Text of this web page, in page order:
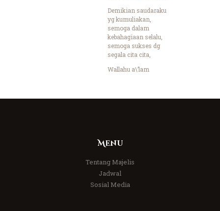
Demikian saudaraku
yg kumuliakan,
semoga dalam
kebahagiaan selalu,
semoga sukses dg
segala cita cita,
Wallahu a\’lam
Menu
Tentang Majelis
Jadwal
Sosial Media